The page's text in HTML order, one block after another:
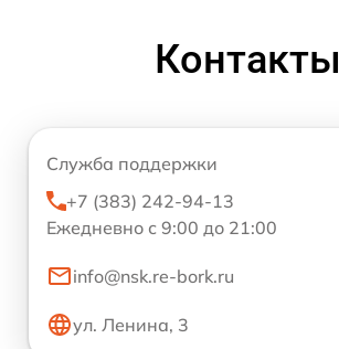
Контакты
Служба поддержки
+7 (383) 242-94-13
Ежедневно с 9:00 до 21:00
info@nsk.re-bork.ru
ул. Ленина, 3